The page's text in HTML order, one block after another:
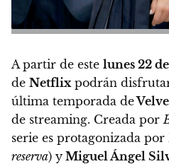
A partir de este lunes 22
de Netflix podrán
última temporada de
de streaming. Creada por
serie es protagonizada por
reserva) y Miguel Ángel